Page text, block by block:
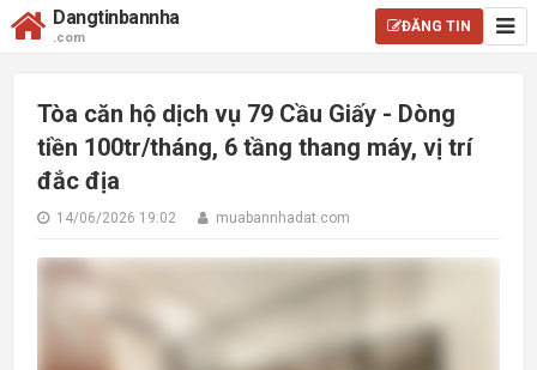
Dangtinbannha
.com
ĐĂNG TIN
Tòa căn hộ dịch vụ 79 Cầu Giấy - Dòng
tiền 100tr/tháng, 6 tầng thang máy, vị trí
đắc địa
14/06/2026 19:02 muabannhadat.com